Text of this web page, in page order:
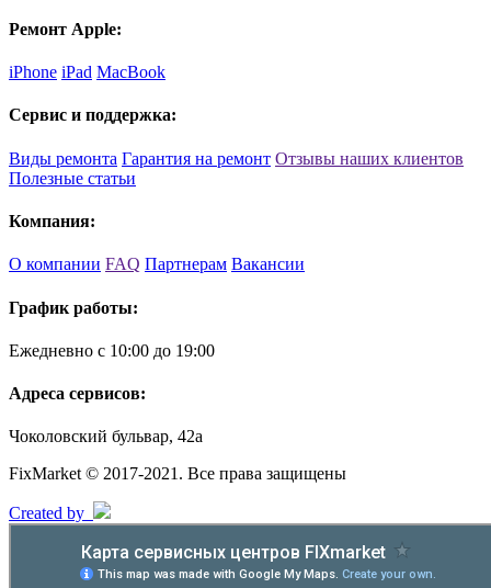
Ремонт Apple:
iPhone iPad MacBook
Сервис и поддержка:
Виды ремонта Гарантия на ремонт Отзывы наших клиентов
Полезные статьи
Компания:
О компании FAQ Партнерам Вакансии
График работы:
Ежедневно с 10:00 до 19:00
Адреса сервисов:
Чоколовский бульвар, 42а
FixMarket © 2017-2021. Все права защищены
Created by